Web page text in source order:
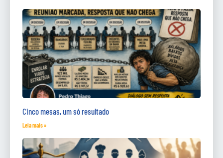
Cinco mesas, um só resultado
Leia mais »